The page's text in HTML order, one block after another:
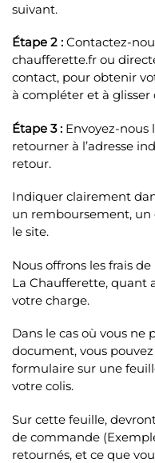
suivant.
Étape 2 : Contactez-
chaufferette.fr ou
contact, pour obtenir
à compléter et à glisser
Étape 3 : Envoyez-nous
retourner à l’adresse
retour.
Indiquer clairement
un remboursement, un
le site.
Nous offrons les frais
La Chaufferette, quant
votre charge.
Dans le cas où vous
document, vous
formulaire sur une
votre colis.
Sur cette feuille,
de commande
retournés, et ce que